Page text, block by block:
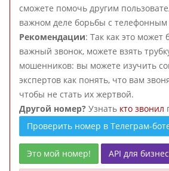
сможете помочь другим
важном деле борьбы с
Рекомендации: Так как это
важный звонок, можете взять
мошенников: вы можете изучить
экспертов как понять, что вам
чтобы не стать их жертвой.
Другой номер? Узнать кто звонил
Проверить номер в Телеграм-
Это мой номер! API для